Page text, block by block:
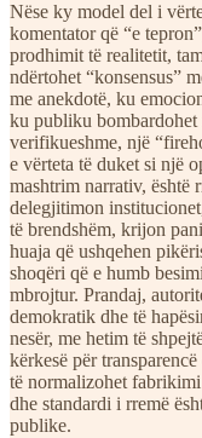
Nëse ky model del i
komentator që “e
prodhimit të realitetit,
ndërtohet “konsensus”
me anekdotë, ku
ku publiku bombardohet
verifikueshme, një
e vërteta të duket si një
mashtrim narrativ, është
delegjitimon
të brendshëm, krijon
huaja që ushqehen
shoqëri që e humb
mbrojtur. Prandaj,
demokratik dhe të
nesër, me hetim të
kërkesë për
të normalizohet fabrikimi
dhe standardi i rremë
publike.